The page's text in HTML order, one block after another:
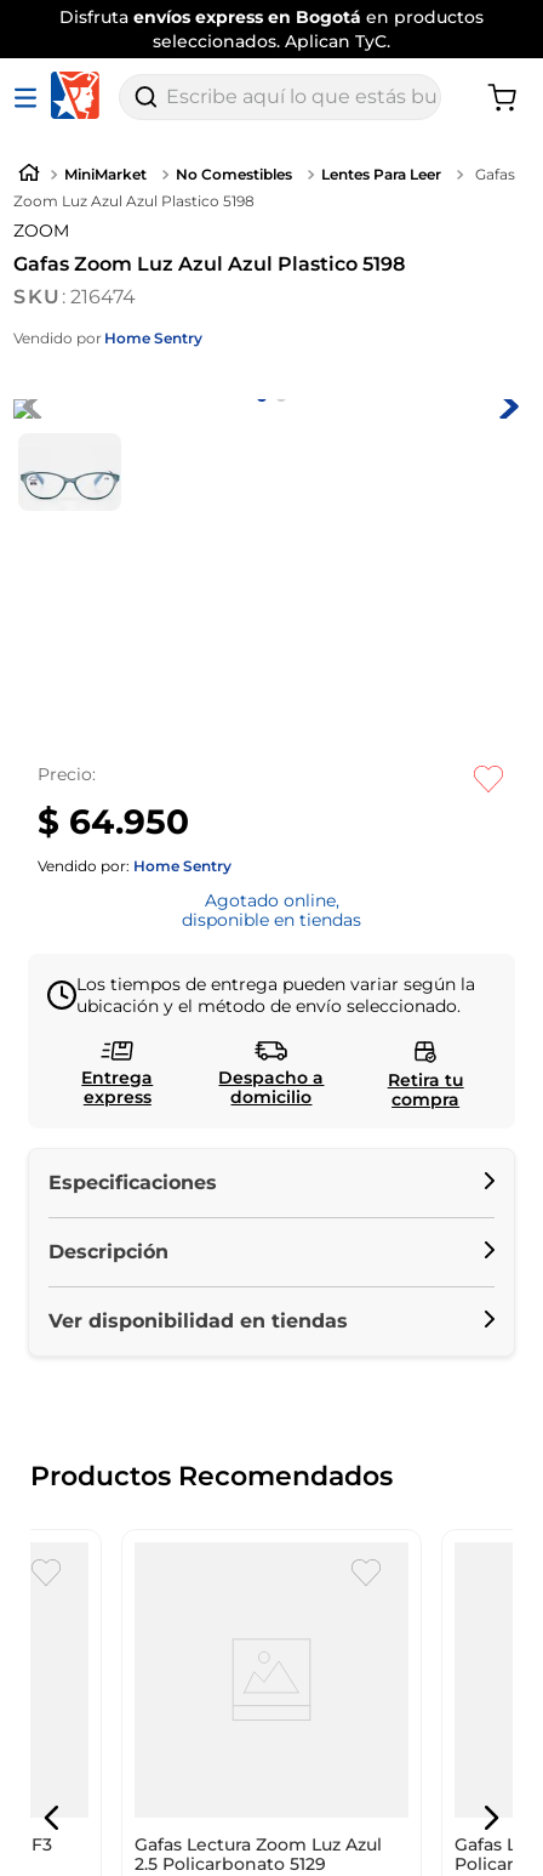
Disfruta envíos express en Bogotá en productos
seleccionados. Aplican TyC.
Escribe aquí lo que estás buscando
MiniMarket No Comestibles Lentes Para Leer
Gafas
Zoom Luz Azul Azul Plastico 5198
ZOOM
Gafas Zoom Luz Azul Azul Plastico 5198
:216474
Vendido por Home Sentry
Precio:
$ 64.950
Vendido por: Home Sentry
Agotado online,
disponible en tiendas
Los tiempos de entrega pueden variar según la
ubicación y el método de envío seleccionado.
Entrega
express
Despacho a
domicilio
Retira tu
compra
Especificaciones
Descripción
Ver disponibilidad en tiendas
Productos Recomendados
F3
Gafas Lectura Zoom Luz Azul
2.5 Policarbonato 5129
Gafas